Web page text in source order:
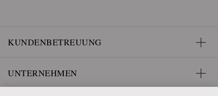
KUNDENBETREUUNG
UNTERNEHMEN